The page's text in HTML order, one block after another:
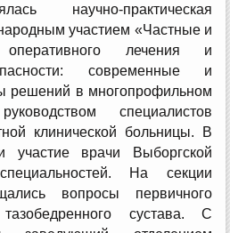
научно-практическая
участием «Частные и
лечения и
современные и
решений в многопрофильном
специалистов
клинической больницы. В
участие врачи Выборгской
На секции
вопросы первичного
тазобедренного сустава. С